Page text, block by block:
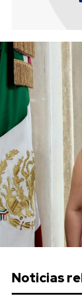
Noticias